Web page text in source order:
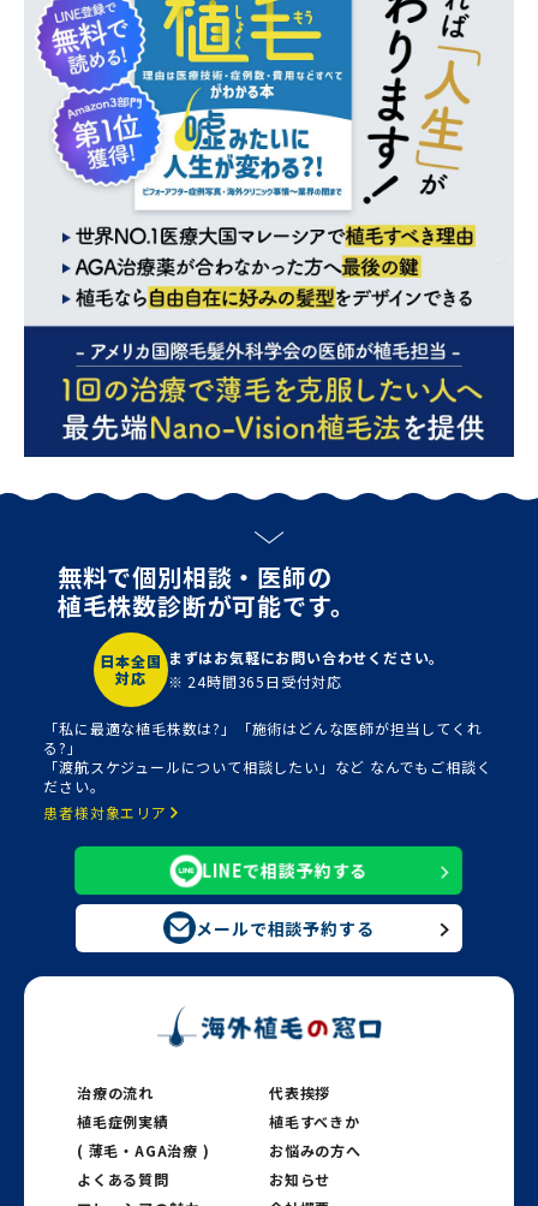
無料で個別相談・医師の
植毛株数診断が可能です。
日本全国
対応
まずはお気軽にお問い合わせください。
※ 24時間365日受付対応
「私に最適な植毛株数は?」「施術はどんな医師が担当してくれ
る?」
「渡航スケジュールについて相談したい」など なんでもご相談く
ださい。
患者様対象エリア
LINEで相談予約する
メールで相談予約する
治療の流れ
代表挨拶
植毛症例実績
( 薄毛・AGA治療 )
植毛すべきか
お悩みの方へ
よくある質問
お知らせ